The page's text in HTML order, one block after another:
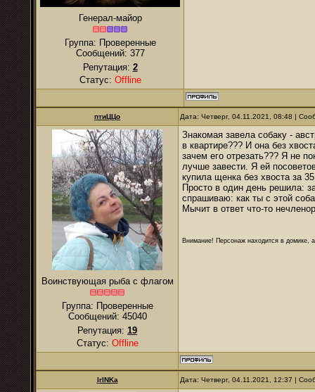
Генерал-майор
Группа: Проверенные
Сообщений: 377
Репутация: 2
Статус: Offline
птиЦЦо Дата: Четверг, 04.11.2021, 08:48 |
Воинствующая рыба с флагом
Группа: Проверенные
Сообщений: 45040
Репутация: 19
Статус: Offline
Знакомая завела собаку -
в квартире??? И она без
зачем его отрезать??? Я не
лучше завести. Я ей
купила щенка без хвоста за
Просто в один день решила:
спрашиваю: как ты с этой
Мычит в ответ что-то
Внимание! Персонаж находится в домике,
IrINKa Дата: Четверг, 04.11.2021, 12:37 |